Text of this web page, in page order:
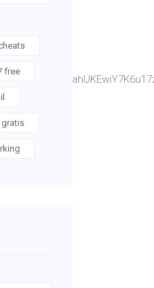
free
gratis